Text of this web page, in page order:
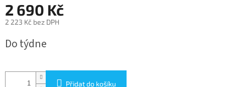
2 690 Kč
2 223 Kč bez DPH
cena:
Do týdne
Přidat do košíku